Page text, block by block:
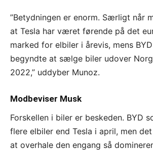
”Betydningen er enorm. Særligt når
at Tesla har været førende på det
marked for elbiler i årevis, mens
begyndte at sælge biler udover
2022,” uddyber Munoz.
Modbeviser Musk
Forskellen i biler er beskeden. BYD
flere elbiler end Tesla i april, men
at overhale den engang så